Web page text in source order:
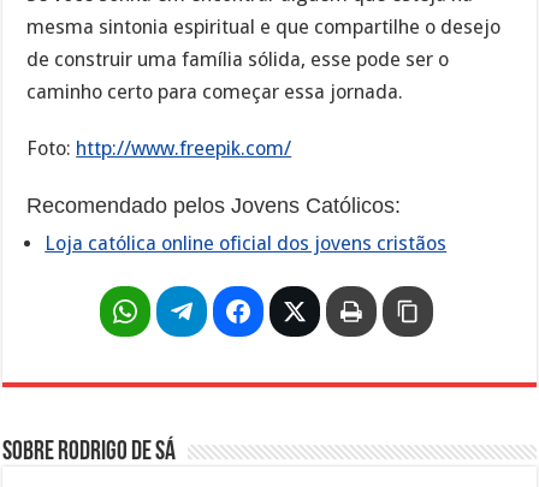
mesma sintonia espiritual e que compartilhe o desejo
de construir uma família sólida, esse pode ser o
caminho certo para começar essa jornada.
Foto: http://www.freepik.com/
Recomendado pelos Jovens Católicos:
Loja católica online oficial dos jovens cristãos
Sobre Rodrigo de Sá